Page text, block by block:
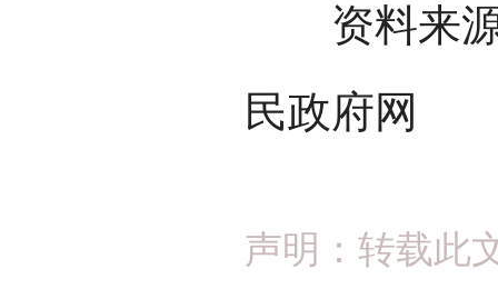
资料来源
民政府网
声明：转载此